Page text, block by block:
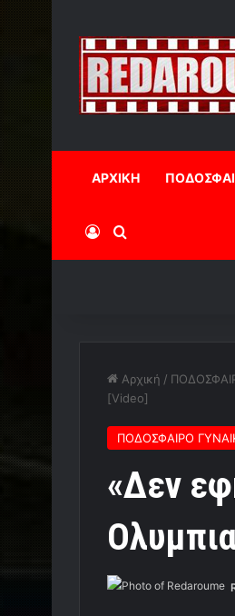
ΑΡΧΙΚΗ
Log InΑναζήτηση
Αρχική /
[Video]
ΠΟΔΟΣΦΑΙΡΟ
«Δεν